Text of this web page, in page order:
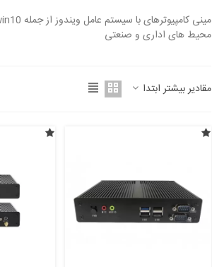
محیط های اداری و صنعتی
مقادیر بیشتر ابتدا